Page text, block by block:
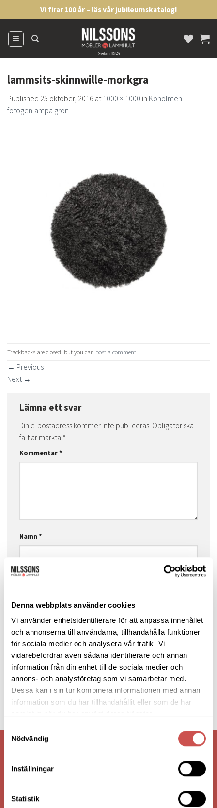
Denna webbplats använder cookies
Vi använder enhetsidentifierare för att anpassa innehållet
och annonserna till användarna, tillhandahålla funktioner
för sociala medier och analysera vår trafik. Vi
vidarebefordrar även sådana identifierare och annan
information från din enhet till de sociala medier och
annons- och analysföretag som vi samarbetar med.
Dessa kan i sin tur kombinera informationen med annan
information som du har tillhandahållit eller som de har
Samtyckesval
Nödvändig
Inställningar
Statistik
to
content
Vi firar 100 år – läs vår jubileumskatalog!
lammsits-skinnwille-morkgra
Published 25 oktober, 2016 at1000 × 1000 in Koholmen
fotogenlampa grön
Trackbacks are closed, but you can post a comment
← Previous
Next →
Lämna ett svar
Din e-postadress kommer inte publiceras. Obligatoriska
fält är märkta *
Kommentar*
Namn*
Webbplats